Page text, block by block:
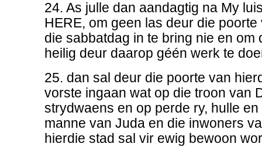
24. As julle dan aandagtig na My
HERE, om geen las deur die
die sabbatdag in te bring nie en om
heilig deur daarop géén werk te
25. dan sal deur die poorte van
vorste ingaan wat op die troon van
strydwaens en op perde ry, hulle
manne van Juda en die inwoners
hierdie stad sal vir ewig bewoon